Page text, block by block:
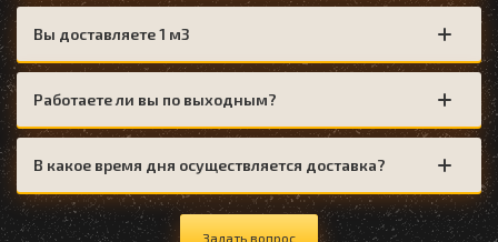
Вы доставляете 1 м3
Работаете ли вы по выходным?
В какое время дня осуществляется доставка?
Задать вопрос